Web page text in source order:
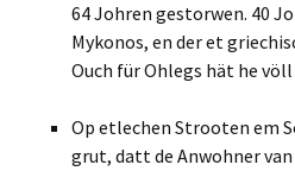
64 Johren gestorwen. 40
Mykonos, en der et
Ouch für Ohlegs hät he
Op etlechen Strooten em
grut, datt de Anwohner